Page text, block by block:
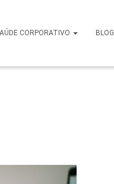
CORPORATIVO BLOG